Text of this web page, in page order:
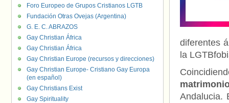
diferentes
la
Andalucia.
Foro Europeo de Grupos Cristianos LGTB
Fundación Otras Ovejas (Argentina)
G. E. C. ABRAZOS
Gay Christian África
Gay Christian África
Gay Christian Europe (recursos y direcciones)
Gay Christian Europe- Cristiano Gay Europa
(en español)
Gay Christians Exist
Gay Spirituality